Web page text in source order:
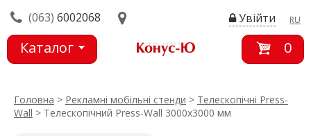
(063) 6002068 RU
Увійти
Каталог
0
Головна > Рекламні мобільні стенди > Телескопічні Press-
Wall > Телескопічний Press-Wall 3000х3000 мм